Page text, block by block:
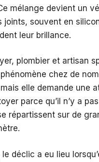
mélange devient un
joints, souvent en
leur brillance.
plombier et artisan
chez de
elle demande une
parce qu’il n’y a
répartissent sur de
le déclic a eu lieu